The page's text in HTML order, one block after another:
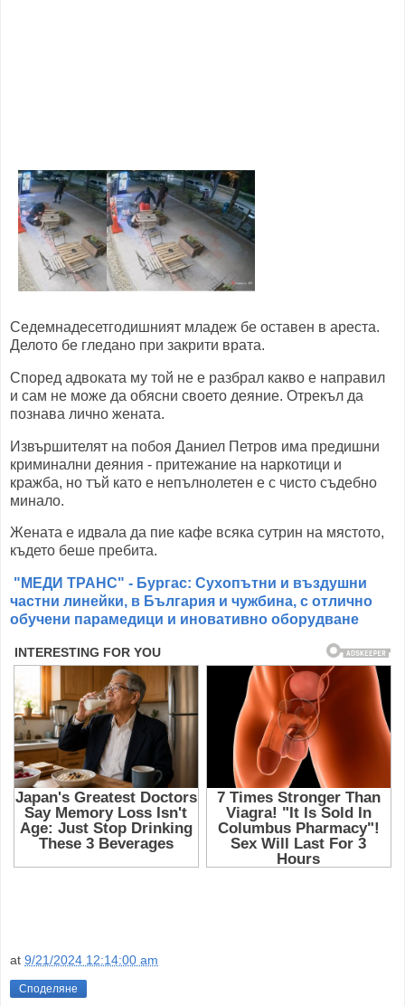
Седемнадесетгодишният младеж бе оставен в ареста.
Делото бе гледано при закрити врата.
Според адвоката му той не е разбрал какво е направил
и сам не може да обясни своето деяние. Отрекъл да
познава лично жената.
Извършителят на побоя Даниел Петров има предишни
криминални деяния - притежание на наркотици и
кражба, но тъй като е непълнолетен е с чисто съдебно
минало.
Жената е идвала да пие кафе всяка сутрин на мястото,
където беше пребита.
"МЕДИ ТРАНС" - Бургас: Сухопътни и въздушни
частни линейки, в България и чужбина, с отлично
обучени парамедици и иновативно оборудване
at 9/21/2024 12:14:00 am
Споделяне